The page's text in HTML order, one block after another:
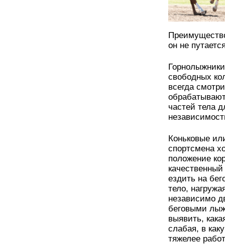
он не
свободных
всегда
частей тела
Коньковые
спортсмена
положение
ездить на
тело,
независимо
беговыми
выявить,
слабая, в
тяжелее